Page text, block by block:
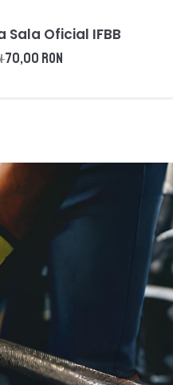
Sala Oficial IFBB
70,00 RON